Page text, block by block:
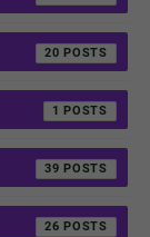
20
1
39
26